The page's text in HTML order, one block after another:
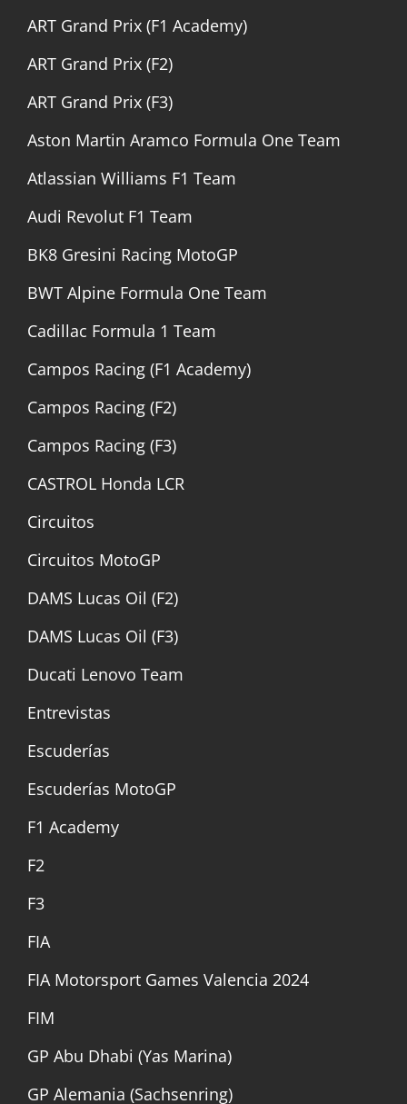
ART Grand Prix (F1 Academy)
ART Grand Prix (F2)
ART Grand Prix (F3)
Aston Martin Aramco Formula One Team
Atlassian Williams F1 Team
Audi Revolut F1 Team
BK8 Gresini Racing MotoGP
BWT Alpine Formula One Team
Cadillac Formula 1 Team
Campos Racing (F1 Academy)
Campos Racing (F2)
Campos Racing (F3)
CASTROL Honda LCR
Circuitos
Circuitos MotoGP
DAMS Lucas Oil (F2)
DAMS Lucas Oil (F3)
Ducati Lenovo Team
Entrevistas
Escuderías
Escuderías MotoGP
F1 Academy
F2
F3
FIA
FIA Motorsport Games Valencia 2024
FIM
GP Abu Dhabi (Yas Marina)
GP Alemania (Sachsenring)